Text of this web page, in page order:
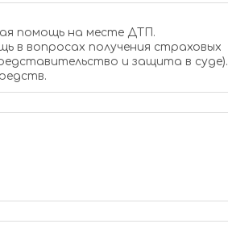
помощь на месте ДТП.
в вопросах получения страховых
и защита в суде).